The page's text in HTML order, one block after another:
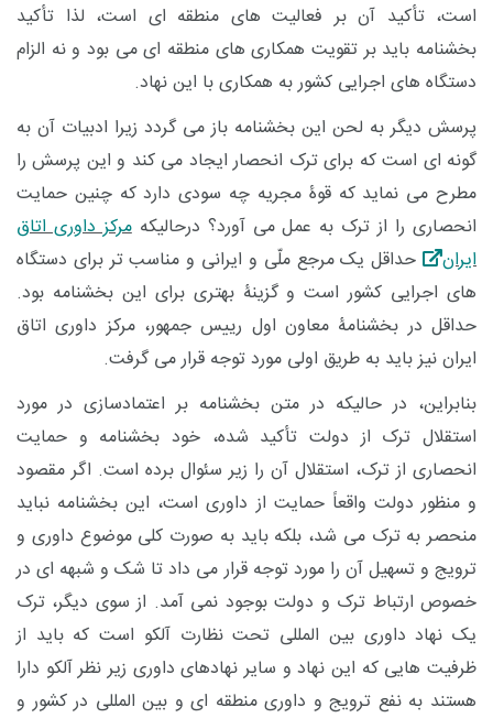
است، تأکید آن بر فعالیت های منطقه ای است، لذا تأکید
بخشنامه باید بر تقویت همکاری های منطقه ای می بود و نه الزام
دستگاه های اجرایی کشور به همکاری با این نهاد.
پرسش دیگر به لحن این بخشنامه باز می گردد زیرا ادبیات آن به
گونه ای است که برای ترک انحصار ایجاد می کند و این پرسش را
مطرح می نماید که قوۀ مجریه چه سودی دارد که چنین حمایت
انحصاری را از ترک به عمل می آورد؟ درحالیکهمرکز داوری اتاق
ایران
حداقل یک مرجع ملّی و ایرانی و مناسب تر برای دستگاه
های اجرایی کشور است و گزینۀ بهتری برای این بخشنامه بود.
حداقل در بخشنامۀ معاون اول رییس جمهور، مرکز داوری اتاق
ایران نیز باید به طریق اولی مورد توجه قرار می گرفت.
بنابراین، در حالیکه در متن بخشنامه بر اعتمادسازی در مورد
استقلال ترک از دولت تأکید شده، خود بخشنامه و حمایت
انحصاری از ترک، استقلال آن را زیر سئوال برده است. اگر مقصود
و منظور دولت واقعاً حمایت از داوری است، این بخشنامه نباید
منحصر به ترک می شد، بلکه باید به صورت کلی موضوع داوری و
ترویج و تسهیل آن را مورد توجه قرار می داد تا شک و شبهه ای در
خصوص ارتباط ترک و دولت بوجود نمی آمد. از سوی دیگر، ترک
یک نهاد داوری بین المللی تحت نظارت آلکو است که باید از
ظرفیت هایی که این نهاد و سایر نهادهای داوری زیر نظر آلکو دارا
هستند به نفع ترویج و داوری منطقه ای و بین المللی در کشور و